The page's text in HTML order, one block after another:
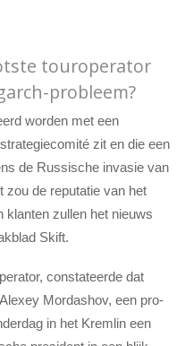
touroperator
probleem?
worden met een
zit en die een
de Russische invasie van
zou de reputatie van het
klanten zullen het nieuws
Skift.
constateerde dat
Mordashov, een pro-
in het Kremlin een